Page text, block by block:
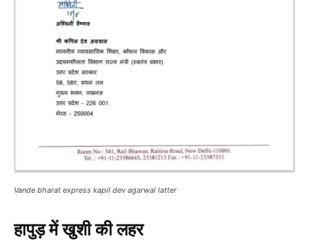
Vande bharat express kapil dev agarwal latter
हापुड़ में खुशी की लहर